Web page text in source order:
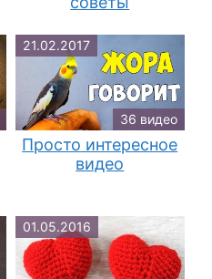
21.02.2017
36 видео
Просто интересное
видео
01.05.2016